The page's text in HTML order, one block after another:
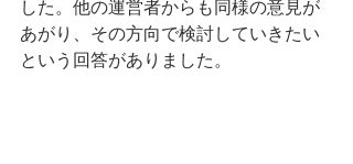
した。他の運営者からも同様の意見が
あがり、その方向で検討していきたい
という回答がありました。